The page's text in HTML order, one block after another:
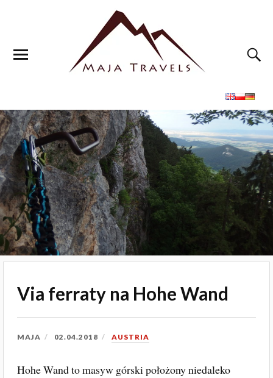
Via ferraty na Hohe Wand
MAJA 02.04.2018 AUSTRIA
Hohe Wand to masyw górski położony niedaleko